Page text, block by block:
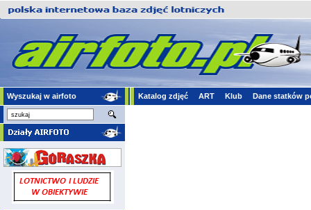
Wyszukaj w airfoto Katalog zdjęć ART Klub Dane statków